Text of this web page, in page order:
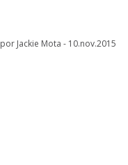
por Jackie Mota - 10.nov.2015